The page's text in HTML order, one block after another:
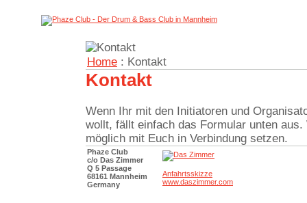
Home : Kontakt
Kontakt
Wenn Ihr mit den Initiatoren und
wollt, fällt einfach das Formular unten
möglich mit Euch in Verbindung setzen.
Phaze Club
c/o Das Zimmer
Q 5 Passage
68161 Mannheim
Germany
Anfahrtsskizze
www.daszimmer.com